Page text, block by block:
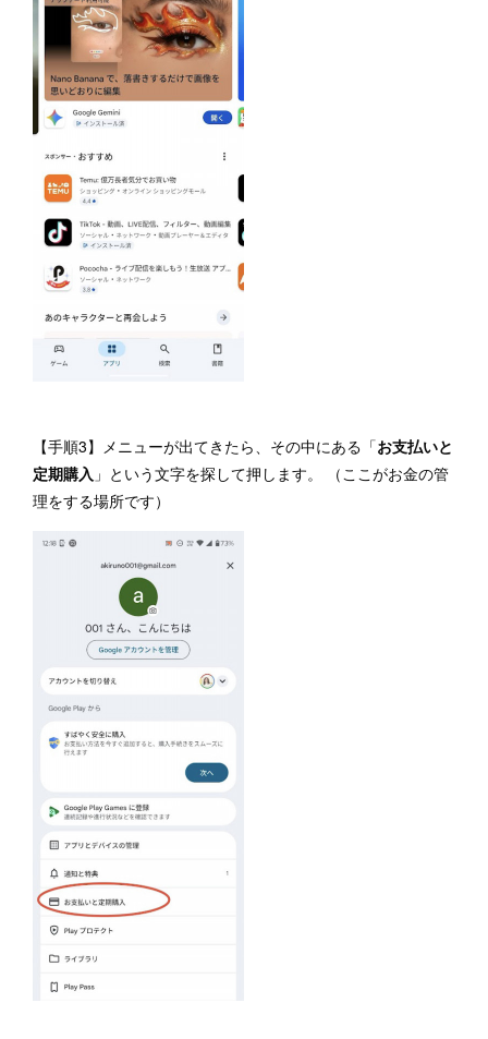
【手順3】メニューが出てきたら、その中にある「お支払いと
定期購入 」という文字を探して押します。 （ここがお金の管
理をする場所です）